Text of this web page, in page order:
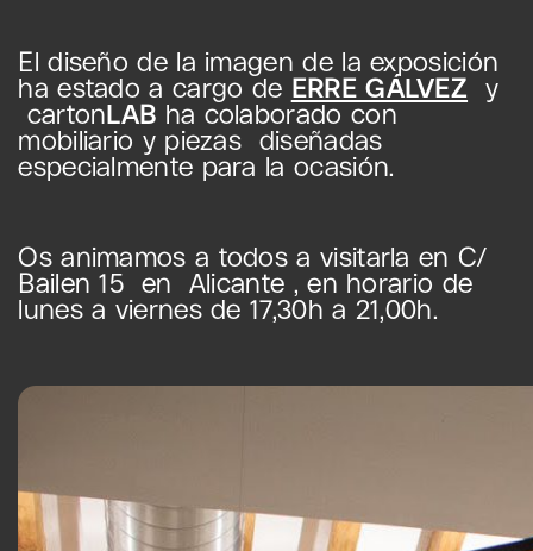
El diseño de la imagen de la exposición
ha estado a cargo de ERRE GÁLVEZ y
cartonLAB ha colaborado con
mobiliario y piezas diseñadas
especialmente para la ocasión.
Os animamos a todos a visitarla en C/
Bailen 15 en Alicante , en horario de
lunes a viernes de 17,30h a 21,00h.